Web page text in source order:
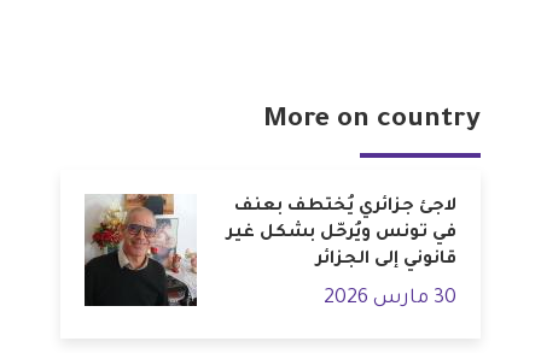
More on country
لاجئ جزائري يُختطف بعنف
في تونس ويُرحّل بشكل غير
قانوني إلى الجزائر
30 مارس 2026